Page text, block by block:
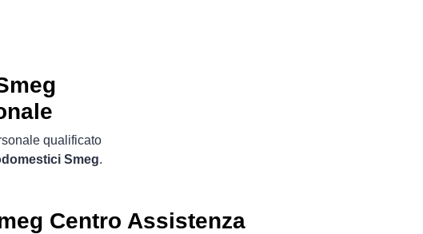
qualificato
Smeg.
Centro Assistenza